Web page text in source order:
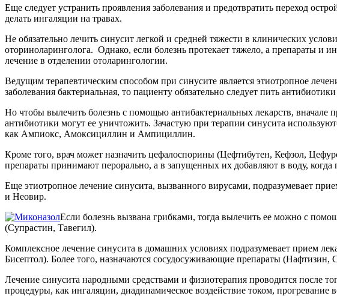
Еще следует устранить проявления заболевания и предотвратить переход
делать ингаляции на травах.
Не обязательно лечить синусит легкой и средней тяжести в клинических
оториноларинголога. Однако, если болезнь протекает тяжело, а препараты и
лечение в отделении отоларингологии.
Ведущим терапевтическим способом при синусите является этиотропное
заболевания бактериальная, то пациенту обязательно следует пить
Но чтобы вылечить болезнь с помощью антибактериальных лекарств, вначале
антибиотики могут ее уничтожить. Зачастую при терапии синусита
как Ампиокс, Амоксициллин и Ампициллин.
Кроме того, врач может назначить цефалоспорины (Цефтибутен, Кефзол,
препараты принимают перорально, а в запущенных их добавляют в воду,
Еще этиотропное лечение синусита, вызванного вирусами, подразумевает
и Неовир.
Если болезнь вызвана грибками, тогда вылечить ее можно с
(Супрастин, Тавегил).
Комплексное лечение синусита в домашних условиях подразумевает прием
Бисептол). Более того, назначаются сосудосуживающие препараты
Лечение синусита народными средствами и физиотерапия проводится после
процедуры, как ингаляции, диадинамическое воздействие током,